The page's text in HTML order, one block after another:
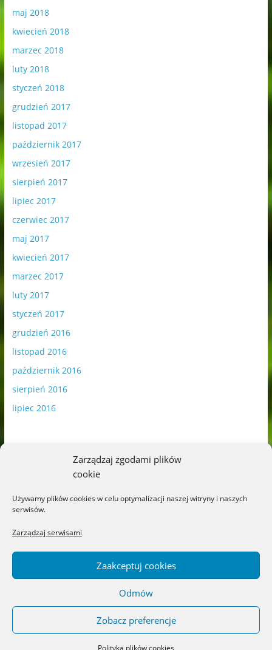
Zarządzaj zgodami plików
cookie
Używamy plików cookies w celu optymalizacji naszej witryny i naszych
serwisów.
Zarządzaj serwisami
Zaakceptuj cookies
Odmów
Zobacz preferencje
Polityka plików cookies
maj 2018
kwiecień 2018
marzec 2018
luty 2018
styczeń 2018
grudzień 2017
listopad 2017
październik 2017
wrzesień 2017
sierpień 2017
lipiec 2017
czerwiec 2017
maj 2017
kwiecień 2017
marzec 2017
luty 2017
styczeń 2017
grudzień 2016
listopad 2016
październik 2016
sierpień 2016
lipiec 2016
Blog o książkach dla dzieci i młodzieży –
recenzje i rekomendacje. All rights reserved.
Theme: ColorMag byThemeGrill. Powered by